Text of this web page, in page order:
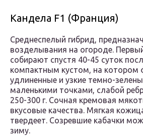
Кандела F1 (Франция)
Среднеспелый гибрид,
возделывания на огороде.
собирают спустя 40-45 суток
компактным кустом, на котором
удлиненные и узкие темно-
маленькими точками, слабой
250-300 г. Сочная кремовая
вкусовые качества. Мягкая
твердеет. Созревшие кабачки
зиму.